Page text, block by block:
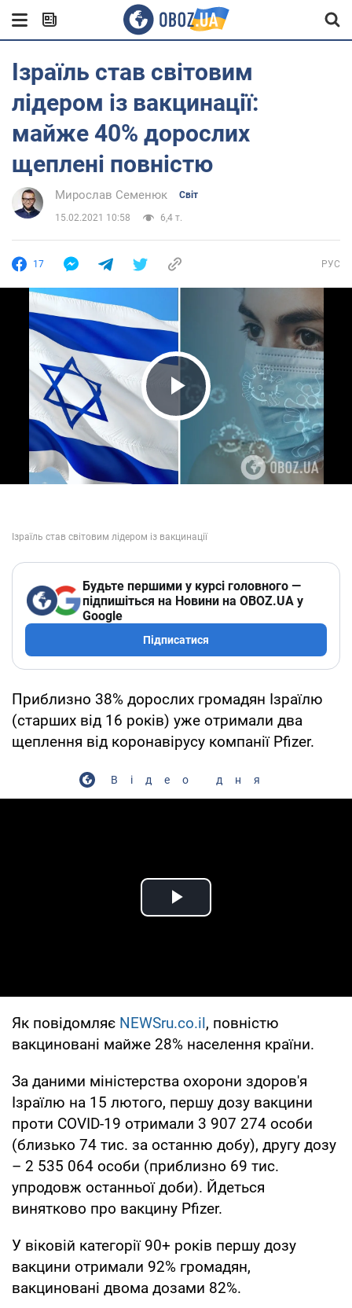
Ізраїль став світовим
лідером із вакцинації:
майже 40% дорослих
щеплені повністю
Мирослав Семенюк Світ
15.02.2021 10:58 6,4 т.
17 РУС
Play Video
Будьте першими у курсі головного —
підпишіться на Новини на OBOZ.UA у
Google
Підписатися
Приблизно 38% дорослих громадян Ізраїлю
(старших від 16 років) уже отримали два
щеплення від коронавірусу компанії Pfizer.
Відео дня
Play Video
Як повідомляє NEWSru.co.il, повністю
вакциновані майже 28% населення країни.
За даними міністерства охорони здоров'я
Ізраїлю на 15 лютого, першу дозу вакцини
проти COVID-19 отримали 3 907 274 особи
(близько 74 тис. за останню добу), другу дозу
– 2 535 064 особи (приблизно 69 тис.
упродовж останньої доби). Йдеться
винятково про вакцину Pfizer.
У віковій категорії 90+ років першу дозу
вакцини отримали 92% громадян,
вакциновані двома дозами 82%.